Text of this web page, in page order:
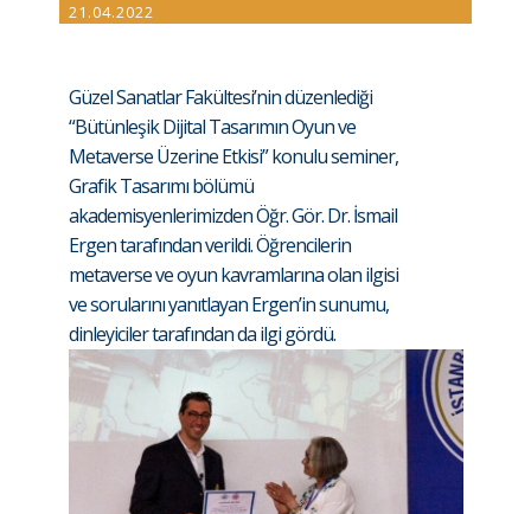
21.04.2022
Güzel Sanatlar Fakültesi’nin düzenlediği
“Bütünleşik Dijital Tasarımın Oyun ve
Metaverse Üzerine Etkisi” konulu seminer,
Grafik Tasarımı bölümü
akademisyenlerimizden Öğr. Gör. Dr. İsmail
Ergen tarafından verildi. Öğrencilerin
metaverse ve oyun kavramlarına olan ilgisi
ve sorularını yanıtlayan Ergen’in sunumu,
dinleyiciler tarafından da ilgi gördü.